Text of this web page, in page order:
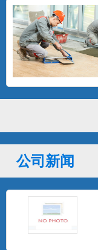
公司新闻